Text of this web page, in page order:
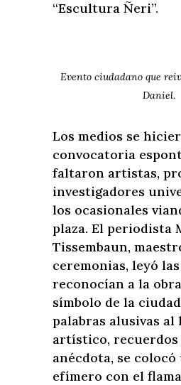
“Escultura Ñeri”.
Evento ciudadano que
Daniel.
Los medios se
convocatoria
faltaron artistas,
investigadores
los ocasionales
plaza. El periodista
Tissembaun,
ceremonias, leyó
reconocían a la
símbolo de la
palabras alusivas al
artístico, recuerdos
anécdota, se
efímero con el